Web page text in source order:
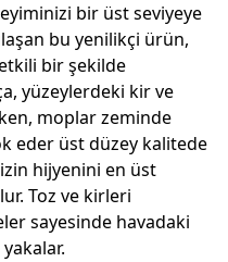
bir üst seviyeye
bu yenilikçi ürün,
bir şekilde
yüzeylerdeki kir ve
moplar zeminde
eder üst düzey kalitede
hijyenini en üst
Toz ve kirleri
sayesinde havadaki